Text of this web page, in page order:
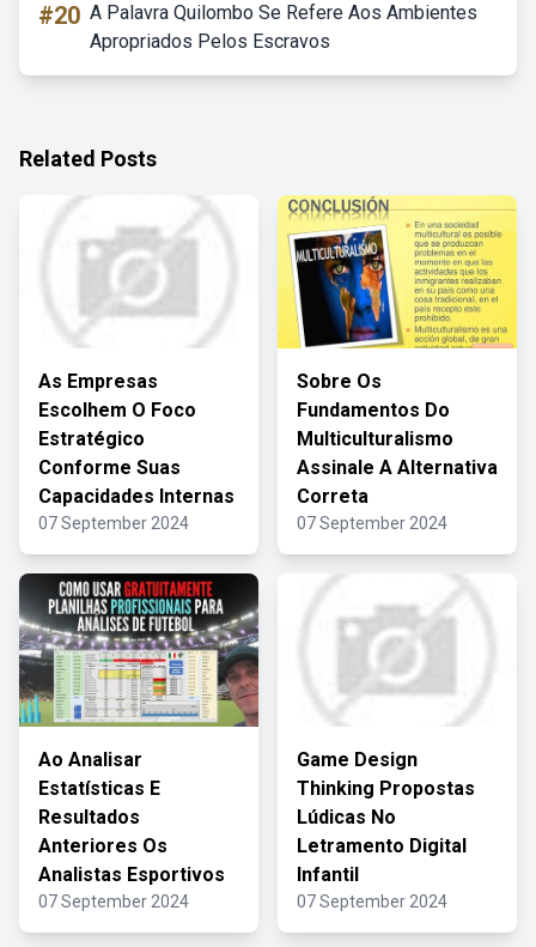
#20 A Palavra Quilombo Se Refere Aos Ambientes
Apropriados Pelos Escravos
Related Posts
As Empresas
Escolhem O Foco
Estratégico
Conforme Suas
Capacidades Internas
07 September 2024
Sobre Os
Fundamentos Do
Multiculturalismo
Assinale A Alternativa
Correta
07 September 2024
Ao Analisar
Estatísticas E
Resultados
Anteriores Os
Analistas Esportivos
07 September 2024
Game Design
Thinking Propostas
Lúdicas No
Letramento Digital
Infantil
07 September 2024